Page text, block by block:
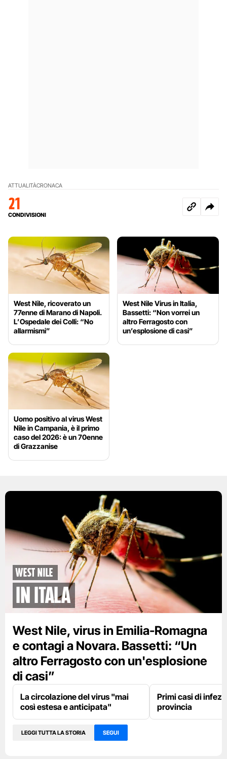
ATTUALITÀCRONACA
21
CONDIVISIONI
West Nile, ricoverato un
77enne di Marano di Napoli.
L’Ospedale dei Colli: “No
allarmismi”
West Nile Virus in Italia,
Bassetti: “Non vorrei un
altro Ferragosto con
un’esplosione di casi”
Uomo positivo al virus West
Nile in Campania, è il primo
caso del 2026: è un 70enne
di Grazzanise
West nile
in itala
West Nile, virus in Emilia-Romagna
e contagi a Novara. Bassetti: “Un
altro Ferragosto con un'esplosione
di casi”
La circolazione del virus "mai
così estesa e anticipata"
Primi casi di
provincia
LEGGI TUTTA LA STORIA SEGUI